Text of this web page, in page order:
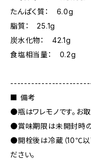
たんぱく質： 6.0g
脂質： 25.1g
炭水化物： 42.1g
食塩相当量： 0.2g
■ 備考
●瓶はワレモノです。お
●賞味期限は未開封時の
●開栓後は冷蔵（10℃以
ださい。